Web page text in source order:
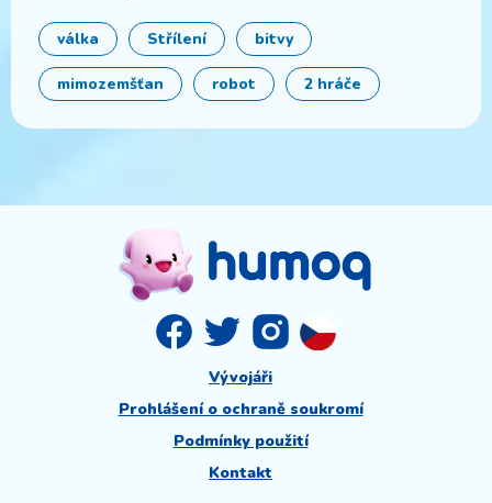
válka Střílení bitvy
mimozemšťan robot 2 hráče
Vývojáři
Prohlášení o ochraně soukromí
Podmínky použití
Kontakt